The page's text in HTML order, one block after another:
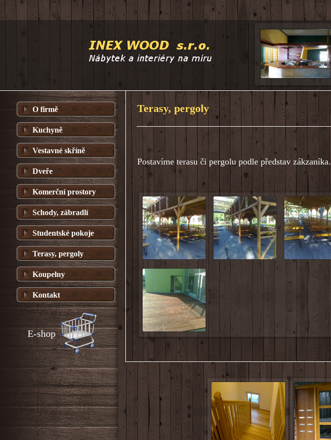
O firmě
Kuchyně
Vestavné skříně
Dveře
Komerční prostory
Schody, zábradlí
Studentské pokoje
Terasy, pergoly
Koupelny
Kontakt
E-shop
Terasy, pergoly
Postavíme terasu či pergolu podle představ zákzaníka.